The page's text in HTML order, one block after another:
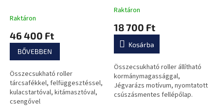
Raktáron
46 400 Ft
BŐVEBBEN
Összecsukható roller
tárcsafékkel, felfüggesztéssel,
kulacstartóval, kitámasztóval,
csengővel
A
átlagos
értékelése
0,0
csillag.
Raktáron
18 700 Ft
Kosárba
Összecsukható roller állítható
kormánymagassággal,
Jégvarázs motívum, nyomtatott
csúszásmentes fellépőlap.